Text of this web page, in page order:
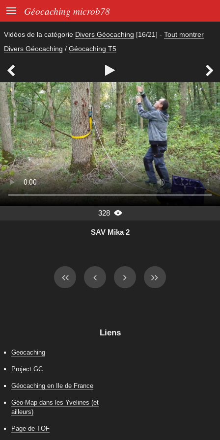
 Géocaching microb78
Vidéos de la catégorie Divers Géocaching [16/21] - Tout montrer
Divers Géocaching / Géocaching T5
  
328 
SAV Mika 2
Liens
Geocaching
Project GC
Géocaching en Ile de France
Géo-Map dans les Yvelines (et
ailleurs)
Page de TOF